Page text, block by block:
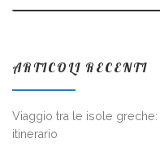
ARTICOLI RECENTI
Viaggio tra le isole
itinerario